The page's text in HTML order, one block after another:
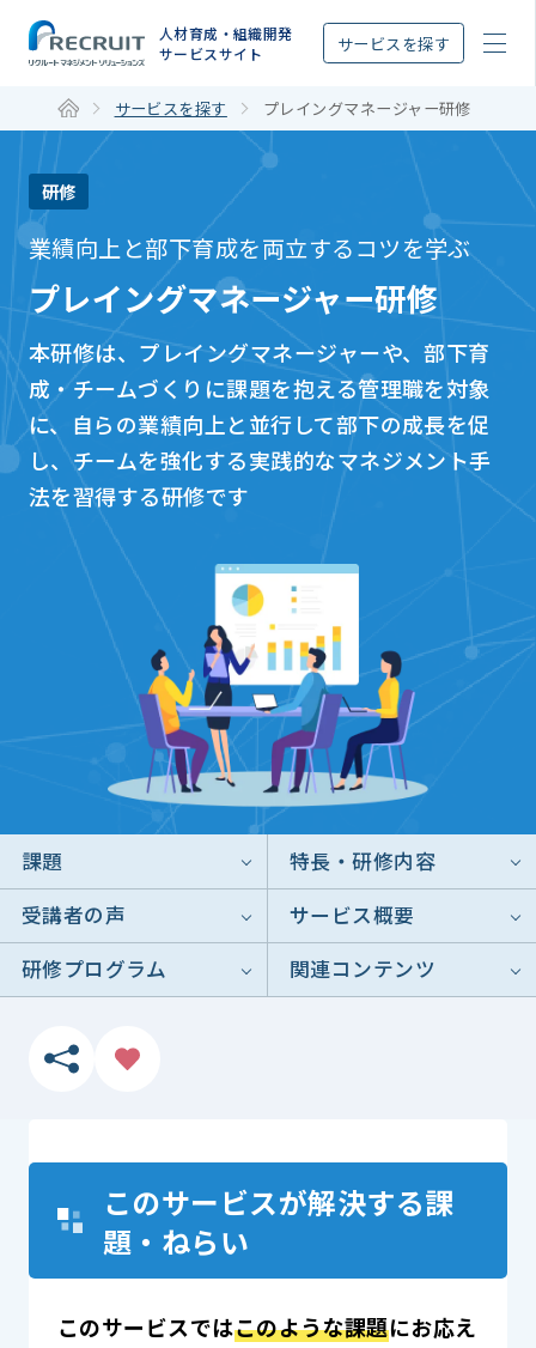
人材育成・組織開発
サービスサイト
サービスを探す
サービスを探す プレイングマネージャー研修
研修
業績向上と部下育成を両立するコツを学ぶ
プレイングマネージャー研修
本研修は、プレイングマネージャーや、部下育
成・チームづくりに課題を抱える管理職を対象
に、自らの業績向上と並行して部下の成長を促
し、チームを強化する実践的なマネジメント手
法を習得する研修です
課題
特長・研修内容
受講者の声
サービス概要
研修プログラム
関連コンテンツ
このサービスが解決する課
題・ねらい
このサービスではこのような課題にお応え